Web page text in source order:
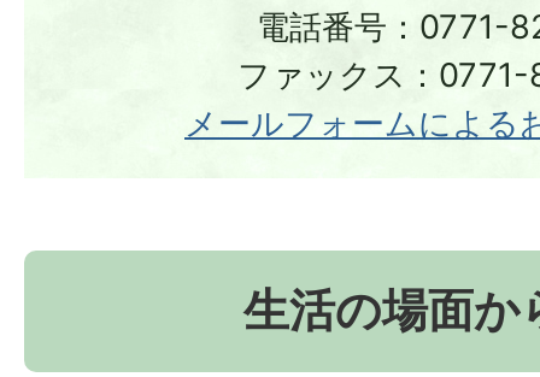
電話番号：0771-
ファックス：
メールフォームによる
生活の場面か